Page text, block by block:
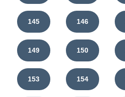
145 146
149 150
153 154